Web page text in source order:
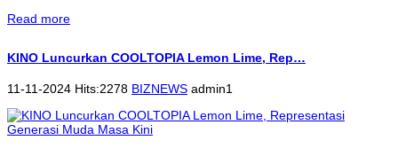
Read more
KINO Luncurkan COOLTOPIA Lemon Lime, Rep…
11-11-2024 Hits:2278 BIZNEWS admin1